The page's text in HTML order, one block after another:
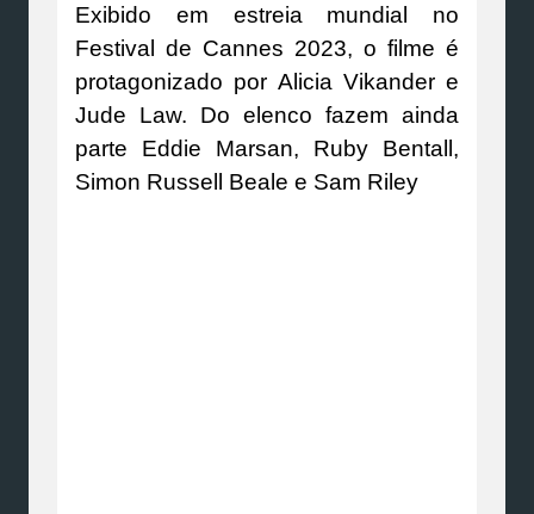
Exibido em estreia mundial no
Festival de Cannes 2023, o filme é
protagonizado por Alicia Vikander e
Jude Law. Do elenco fazem ainda
parte Eddie Marsan, Ruby Bentall,
Simon Russell Beale e Sam Riley